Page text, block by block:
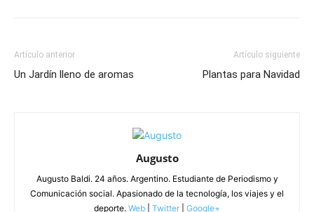
Artículo anterior
Un Jardín lleno de aromas
Artículo siguiente
Plantas para Navidad
Augusto
Augusto Baldi. 24 años. Argentino. Estudiante de Periodismo y
Comunicación social. Apasionado de la tecnología, los viajes y el
deporte. Web Twitter Google+